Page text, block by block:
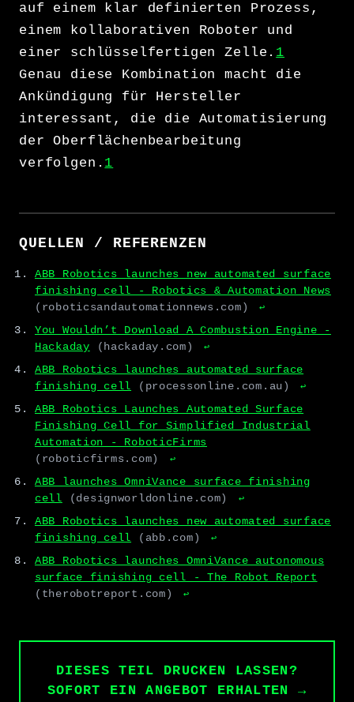
auf einem klar definierten Prozess,
einem kollaborativen Roboter und
einer schlüsselfertigen Zelle. 1
Genau diese Kombination macht die
Ankündigung für Hersteller
interessant, die die Automatisierung
der Oberflächenbearbeitung
verfolgen. 1
QUELLEN / REFERENZEN
ABB Robotics launches new automated surface
finishing cell - Robotics & Automation News
(roboticsandautomationnews.com)
↩
You Wouldn’t Download A Combustion Engine -
Hackaday
(hackaday.com) ↩
ABB Robotics launches automated surface
finishing cell
(processonline.com.au) ↩
ABB Robotics Launches Automated Surface
Finishing Cell for Simplified Industrial
Automation - RoboticFirms
(roboticfirms.com)
↩
ABB launches OmniVance surface finishing
cell
(designworldonline.com) ↩
ABB Robotics launches new automated surface
finishing cell
(abb.com) ↩
ABB Robotics launches OmniVance autonomous
surface finishing cell - The Robot Report
(therobotreport.com)
↩
DIESES TEIL DRUCKEN LASSEN?
SOFORT EIN ANGEBOT ERHALTEN →